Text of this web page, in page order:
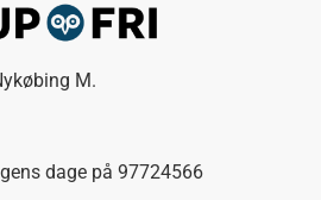
M.
dage på 97724566